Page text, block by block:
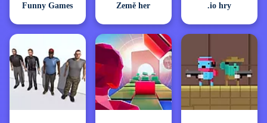
Funny Games Země her .io hry